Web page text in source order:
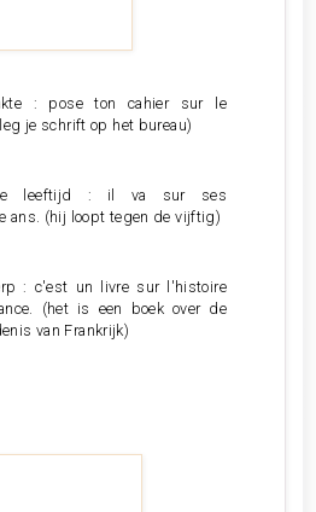
: pose ton cahier sur le
je schrift op het bureau)
leeftijd : il va sur ses
ans. (hij loopt tegen de vijftig)
: c'est un livre sur l'histoire
(het is een boek over de
van Frankrijk)